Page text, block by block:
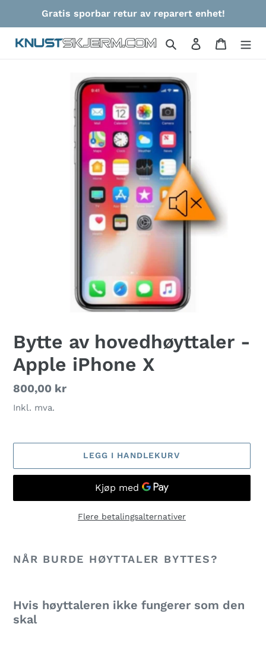
innholdet
Gratis sporbar retur av reparert enhet!
Søk Logg på
Bytte av hovedhøyttaler -
Apple iPhone X
Vanlig
pris
800,00 kr
Inkl. mva.
LEGG I HANDLEKURV
Flere betalingsalternativer
til
produkter
NÅR BURDE HØYTTALER BYTTES?
Hvis høyttaleren ikke fungerer som den
skal